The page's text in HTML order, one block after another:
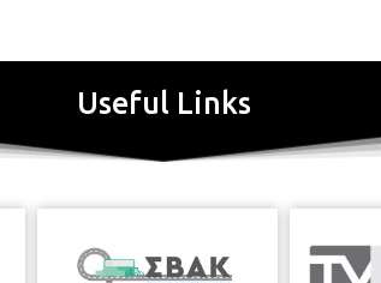
Useful Links